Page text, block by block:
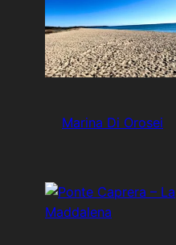
Marina Di Orosei